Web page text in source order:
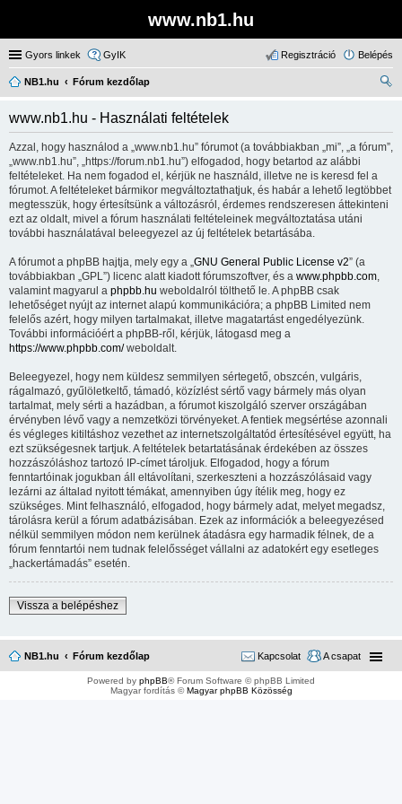
www.nb1.hu
Gyors linkek GyIK Belépés
Regisztráció
NB1.hu
Fórum kezdőlap
s
www.nb1.hu - Használati feltételek
Azzal, hogy használod a „www.nb1.hu” fórumot (a továbbiakban „mi”, „a fórum”,
„www.nb1.hu”, „https://forum.nb1.hu”) elfogadod, hogy betartod az alábbi
feltételeket. Ha nem fogadod el, kérjük ne használd, illetve ne is keresd fel a
fórumot. A feltételeket bármikor megváltoztathatjuk, és habár a lehető legtöbbet
megtesszük, hogy értesítsünk a változásról, érdemes rendszeresen áttekinteni
ezt az oldalt, mivel a fórum használati feltételeinek megváltoztatása utáni
további használatával beleegyezel az új feltételek betartásába.
A fórumot a phpBB hajtja, mely egy a „GNU General Public License v2” (a
továbbiakban „GPL”) licenc alatt kiadott fórumszoftver, és a www.phpbb.com,
valamint magyarul a phpbb.hu weboldalról tölthető le. A phpBB csak
lehetőséget nyújt az internet alapú kommunikációra; a phpBB Limited nem
felelős azért, hogy milyen tartalmakat, illetve magatartást engedélyezünk.
További információért a phpBB-ről, kérjük, látogasd meg a
https://www.phpbb.com/weboldalt.
Beleegyezel, hogy nem küldesz semmilyen sértegető, obszcén, vulgáris,
rágalmazó, gyűlöletkeltő, támadó, közízlést sértő vagy bármely más olyan
tartalmat, mely sérti a hazádban, a fórumot kiszolgáló szerver országában
érvényben lévő vagy a nemzetközi törvényeket. A fentiek megsértése azonnali
és végleges kitiltáshoz vezethet az internetszolgáltatód értesítésével együtt, ha
ezt szükségesnek tartjuk. A feltételek betartatásának érdekében az összes
hozzászóláshoz tartozó IP-címet tároljuk. Elfogadod, hogy a fórum
fenntartóinak jogukban áll eltávolítani, szerkeszteni a hozzászólásaid vagy
lezárni az általad nyitott témákat, amennyiben úgy ítélik meg, hogy ez
szükséges. Mint felhasználó, elfogadod, hogy bármely adat, melyet megadsz,
tárolásra kerül a fórum adatbázisában. Ezek az információk a beleegyezésed
nélkül semmilyen módon nem kerülnek átadásra egy harmadik félnek, de a
fórum fenntartói nem tudnak felelősséget vállalni az adatokért egy esetleges
„hackertámadás” esetén.
Vissza a belépéshez
NB1.hu Fórum kezdőlap A csapat
Kapcsolat
Powered by phpBB® Forum Software © phpBB Limited
Magyar fordítás ©Magyar phpBB Közösség